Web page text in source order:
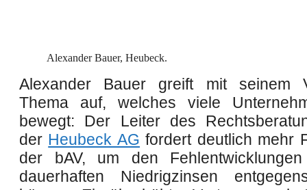
Alexander Bauer, Heubeck.
Alexander Bauer greift mit seinem
Thema auf, welches viele
bewegt: Der Leiter des
der Heubeck AG fordert deutlich mehr
der bAV, um den
dauerhaften Niedrigzinsen